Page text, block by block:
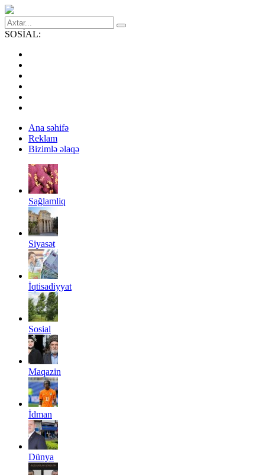
SOSİAL:
Ana səhifə
Reklam
Bizimlə əlaqə
Sağlamliq
Siyasət
İqtisadiyyat
Sosial
Maqazin
İdman
Dünya